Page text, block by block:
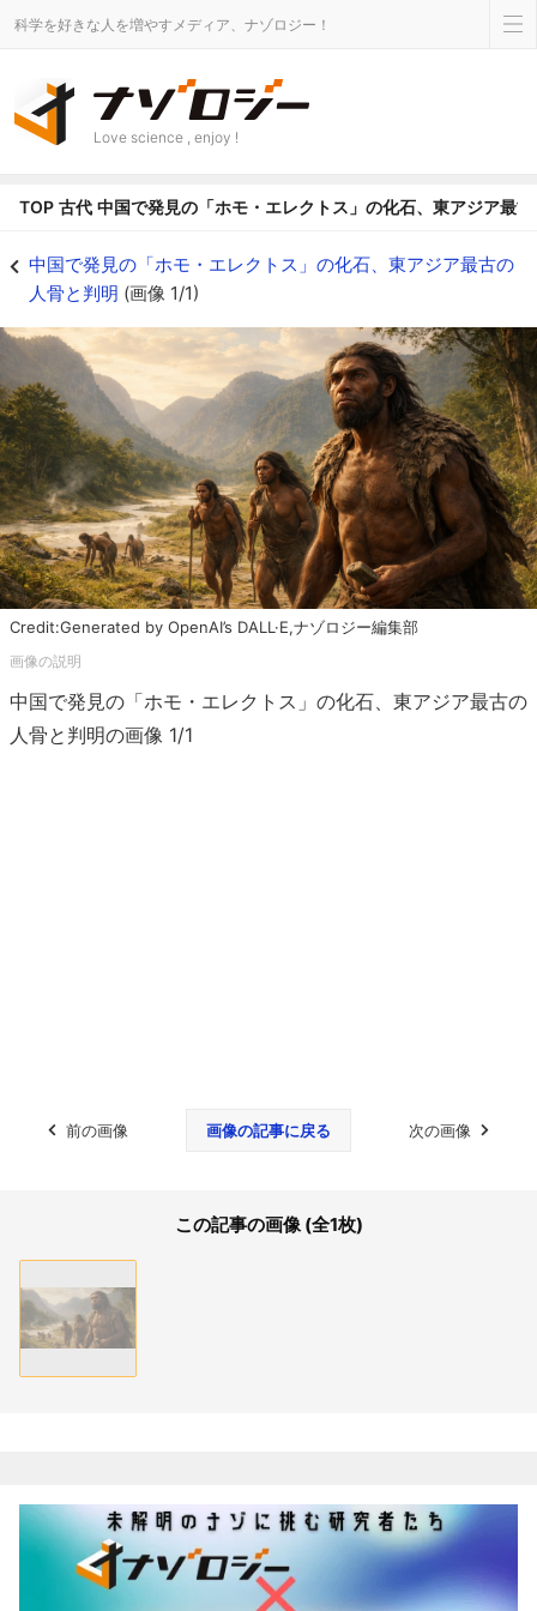
科学を好きな人を増やすメディア、ナゾロジー！
Love science , enjoy !
TOP 古代 中国で発見の「ホモ・エレクトス」の化石、東アジア最
中国で発見の「ホモ・エレクトス」の化石、東アジア最古の
人骨と判明 (画像 1/1)
Credit:Generated by OpenAI’s DALL·E,ナゾロジー編集部
中国で発見の「ホモ・エレクトス」の化石、東アジア最古の
人骨と判明の画像 1/1
前の画像 画像の記事に戻る 次の画像
この記事の画像 (全1枚)